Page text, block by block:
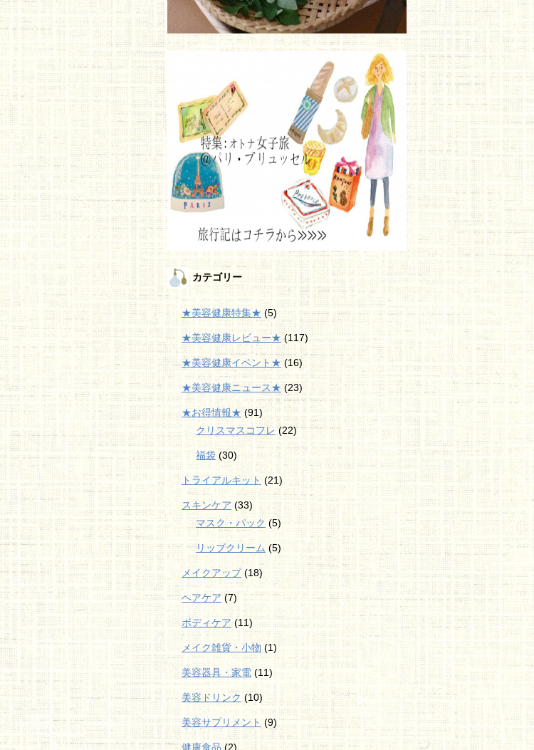
カテゴリー
★美容健康特集★ (5)
★美容健康レビュー★ (117)
★美容健康イベント★ (16)
★美容健康ニュース★ (23)
★お得情報★ (91)
クリスマスコフレ(22)
福袋 (30)
トライアルキット (21)
スキンケア (33)
マスク・パック (5)
リップクリーム (5)
メイクアップ(18)
ヘアケア (7)
ボディケア (11)
メイク雑貨・小物 (1)
美容器具・家電 (11)
美容ドリンク (10)
美容サプリメント (9)
健康食品 (2)